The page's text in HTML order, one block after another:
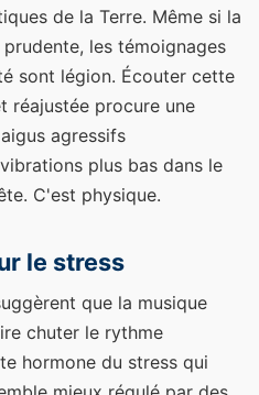
de la Terre. Même si la
les témoignages
sont légion. Écouter cette
réajustée procure une
agressifs
plus bas dans le
C'est physique.
le stress
que la musique
chuter le rythme
hormone du stress qui